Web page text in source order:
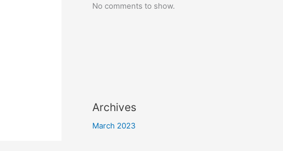
No comments to show.
Archives
March 2023